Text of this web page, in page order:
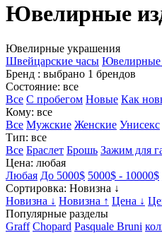
Ювелирные
Ювелирные украшения
Швейцарские часы Ювелирные
Бренд : выбрано 1 брендов
Состояние: все
Все С пробегом Новые Как
Кому: все
Все Мужские Женские Унисекс
Тип: все
Все Браслет Брошь Зажим для
Цена: любая
Любая До 5000$ 5000$ - 10000$
Сортировка: Новизна ↓
Новизна ↓ Новизна ↑ Цена ↓
Популярные разделы
Graff Chopard Pasquale Bruni